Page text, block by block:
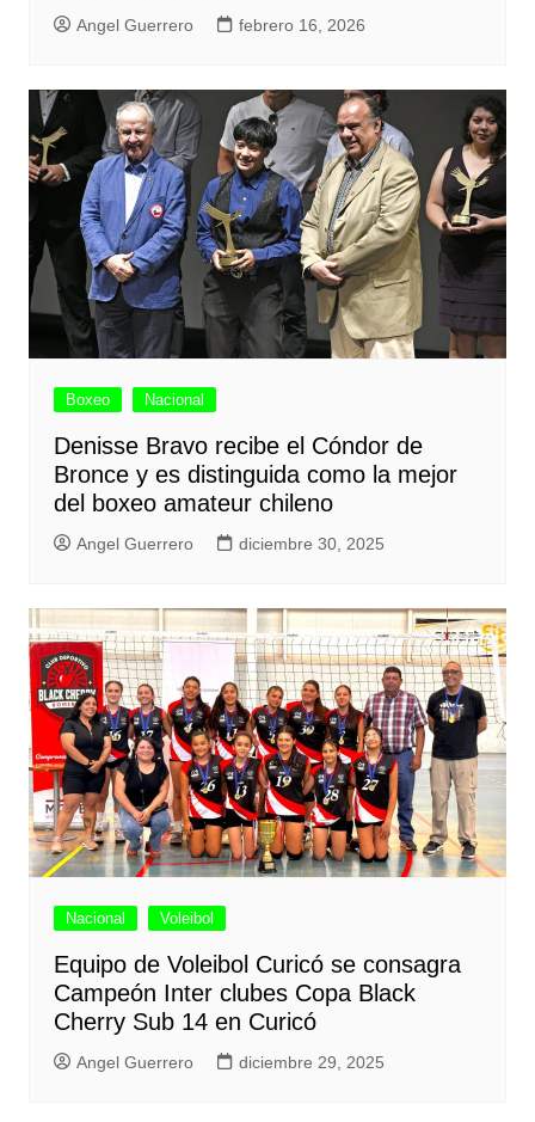
Angel Guerrero febrero 16, 2026
Boxeo Nacional
Denisse Bravo recibe el Cóndor de
Bronce y es distinguida como la mejor
del boxeo amateur chileno
Angel Guerrero diciembre 30, 2025
Nacional Voleibol
Equipo de Voleibol Curicó se consagra
Campeón Inter clubes Copa Black
Cherry Sub 14 en Curicó
Angel Guerrero diciembre 29, 2025